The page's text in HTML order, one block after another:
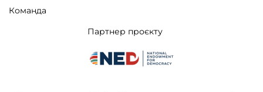
Команда
Партнер проєкту